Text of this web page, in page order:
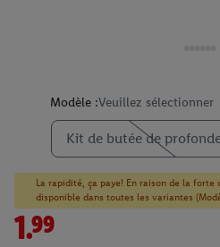
Modèle :Veuillez sélectionner
Kit de butée de
La rapidité, ça paye! En raison de la forte
disponible dans toutes les variantes
1.99